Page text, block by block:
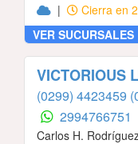
|
Cierra en
VER SUCURSALES
VICTORIOUS
(0299) 4423459
2994766751
Carlos H.